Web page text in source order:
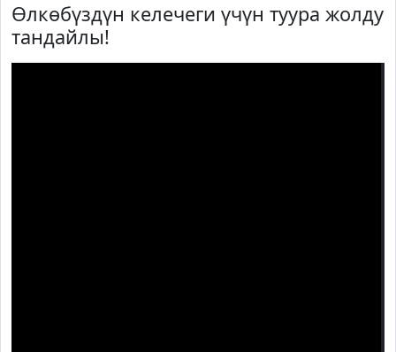
Өлкөбүздүн келечеги үчүн туура жолду
тандайлы!